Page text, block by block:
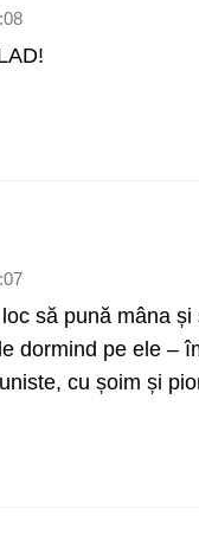
să pună mâna
dormind pe ele –
cu șoim și